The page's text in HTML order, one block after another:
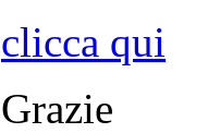
clicca qui
Grazie